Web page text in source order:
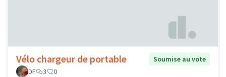
Vélo chargeur de portable
Soumise au vote
DF
3 0